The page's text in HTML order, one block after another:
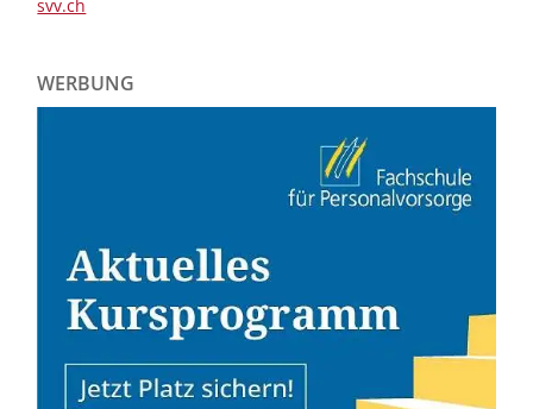
svv.ch
WERBUNG